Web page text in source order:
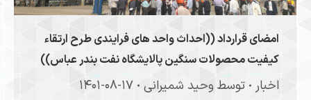
امضای قرارداد ((احداث واحد های فرایندی طرح ارتقاء
کیفیت محصولات سنگین پالایشگاه نفت بندر عباس))
اخبار توسطوحید شمیرانی ۱۴۰۱-۰۸-۱۷